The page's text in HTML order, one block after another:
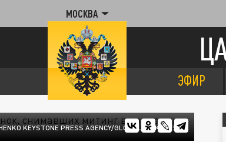
МОСКВА
ЭФИР
KEYSTONE PRESS AGENCY/GLOBALLOOKPRESS